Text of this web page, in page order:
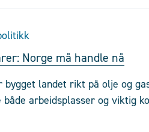
Norge må handle nå
bygget landet rikt på olje og
arbeidsplasser og viktig